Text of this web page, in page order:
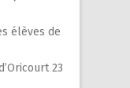
élèves de
23